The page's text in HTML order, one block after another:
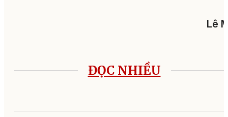
Lê
ĐỌC NHIỀU